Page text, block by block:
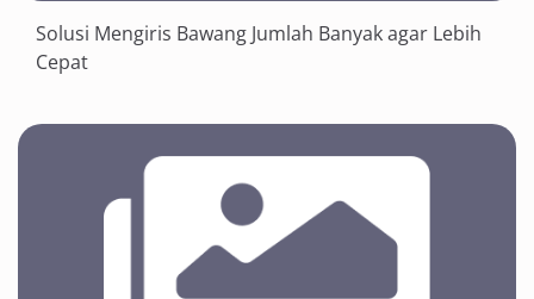
Solusi Mengiris Bawang Jumlah Banyak agar Lebih
Cepat